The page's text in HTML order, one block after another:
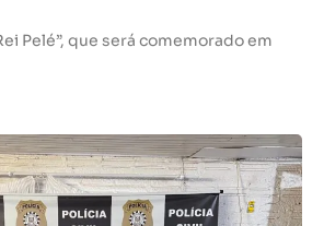
Pelé”, que será comemorado em